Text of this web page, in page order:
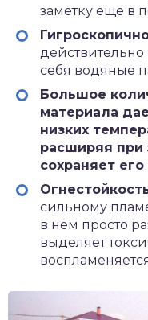
заметку еще в
себя водяные
Большое
материала
низких
расширяя при
сохраняет
сильному
в нем просто
выделяет